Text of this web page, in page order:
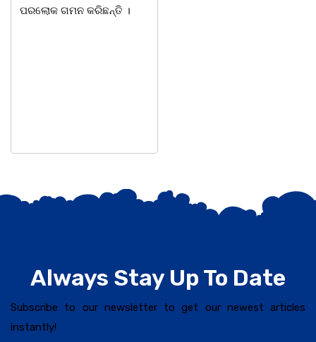
Always Stay Up To Date
Subscribe to our newsletter to get our newest articles
instantly!